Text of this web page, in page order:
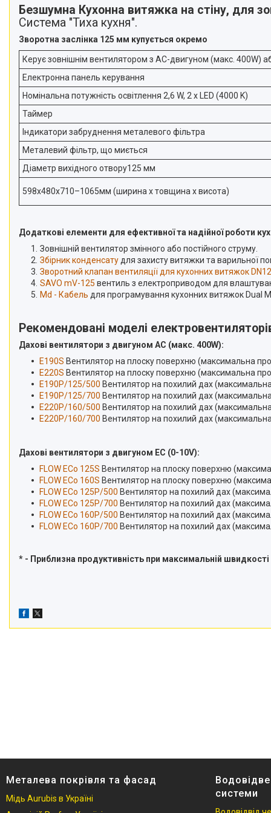
Безшумна Кухонна витяжка на стіну, для
Система "Тиха кухня".
Зворотна заслінка 125 мм купується окремо
Керує зовнішнім вентилятором з AC-двигуном (макс. 400W)
Електронна панель керування
Номінальна потужність освітлення 2,6 W, 2 x LED (4000 K)
Таймер
Індикатори забруднення металевого фільтра
Металевий фільтр, що миється
Діаметр вихідного отвору125 мм
598x480x710–1065мм (ширина х товщина х висота)
Додаткові елементи для ефективної та надійної роботи
Зовнішній вентилятор змінного або постійного струму.
Збірник конденсату для захисту витяжки та варильної
Зворотний клапан вентиляції для кухонних витяжок
SAVO mV-125 вентиль з електроприводом для
Md - Кабель для програмування кухонних витяжок Dual
Рекомендовані моделі
Дахові вентилятори з двигуном АС (макс. 400W):
E190S Вентилятор на плоску поверхню (максимальна
E220S Вентилятор на плоску поверхню (максимальна
E190P/125/500 Вентилятор на похилий дах
E190P/125/700 Вентилятор на похилий дах
E220P/160/500 Вентилятор на похилий дах
E220P/160/700 Вентилятор на похилий дах
Дахові вентилятори з двигуном EC (0-10V):
FLOW ECo 125S Вентилятор на плоску поверхню
FLOW ECo 160S Вентилятор на плоску поверхню
FLOW ECo 125P/500 Вентилятор на похилий дах
FLOW ECo 125P/700 Вентилятор на похилий дах
FLOW ECo 160P/500 Вентилятор на похилий дах
FLOW ECo 160P/700 Вентилятор на похилий дах
* - Приблизна продуктивність при максимальній
Металева покрівля та фасад
Мідь Aurubis в Україні
системи